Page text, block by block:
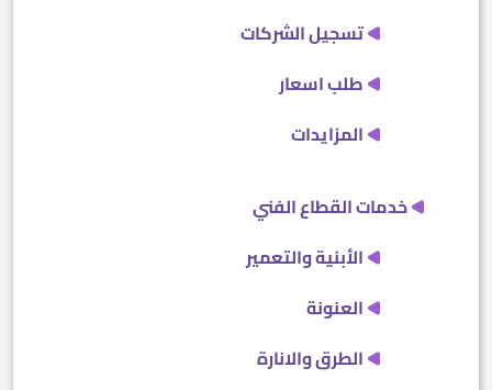
تسجيل الشركات
طلب اسعار
المزايدات
خدمات القطاع الفني
الأبنية والتعمير
العنونة
الطرق والانارة